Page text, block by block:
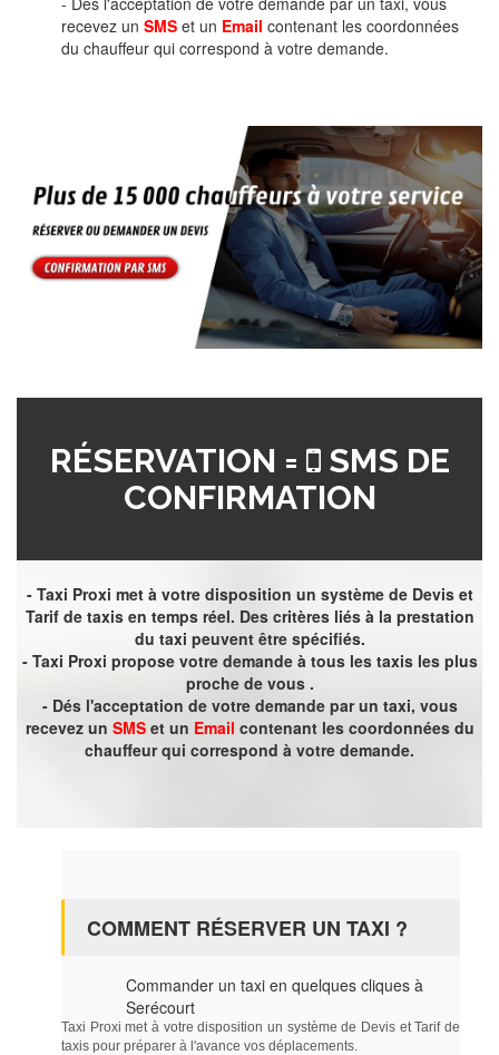
recevez un SMS et un Email contenant les coordonnées
du chauffeur qui correspond à votre demande.
RÉSERVATION =
SMS DE
CONFIRMATION
- Taxi Proxi met à votre disposition un système de Devis et
Tarif de taxis en temps réel. Des critères liés à la prestation
du taxi peuvent être spécifiés.
- Taxi Proxi propose votre demande à tous les taxis les plus
proche de vous .
- Dés l'acceptation de votre demande par un taxi, vous
recevez un SMSet un Email contenant les coordonnées du
chauffeur qui correspond à votre demande.
COMMENT RÉSERVER UN TAXI ?
Commander un taxi en quelques cliques à
Serécourt
Taxi Proxi met à votre disposition un système de Devis et Tarif de
taxis pour préparer à l'avance vos déplacements.